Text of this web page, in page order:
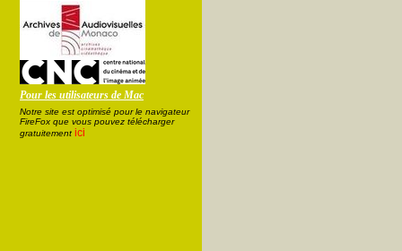
Pour les utilisateurs de Mac
Notre site est optimisé pour le navigateur
FireFox que vous pouvez télécharger
gratuitement ici